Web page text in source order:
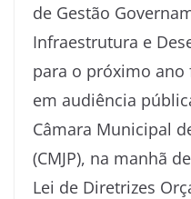
de Gestão
Infraestrutura e
para o próximo
em audiência
Câmara Municipal
(CMJP), na manhã
Lei de Diretrizes